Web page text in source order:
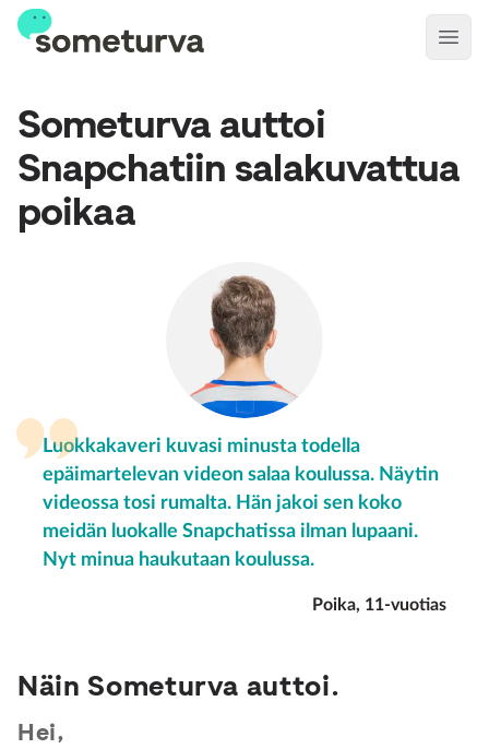
Someturva auttoi
Snapchatiin salakuvattua
poikaa
Luokkakaveri kuvasi minusta todella
epäimartelevan videon salaa koulussa. Näytin
videossa tosi rumalta. Hän jakoi sen koko
meidän luokalle Snapchatissa ilman lupaani.
Nyt minua haukutaan koulussa.
Poika, 11-vuotias
Näin Someturva auttoi.
Hei,